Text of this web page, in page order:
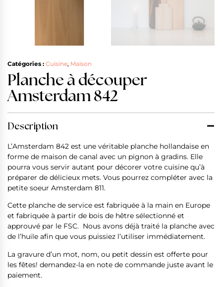
Catégories : Cuisine, Maison
Planche à découper
Amsterdam 842
Description
L’Amsterdam 842 est une véritable planche hollandaise en
forme de maison de canal avec un pignon à gradins. Elle
pourra vous servir autant pour décorer votre cuisine qu’à
préparer de délicieux mets. Vous pourrez compléter avec la
petite soeur Amsterdam 811.
Cette planche de service est fabriquée à la main en Europe
et fabriquée à partir de bois de hêtre sélectionné et
approuvé par le FSC. Nous avons déjà traité la planche avec
de l’huile afin que vous puissiez l’utiliser immédiatement.
La gravure d’un mot, nom, ou petit dessin est offerte pour
les fêtes! demandez-la en note de commande juste avant le
paiement.